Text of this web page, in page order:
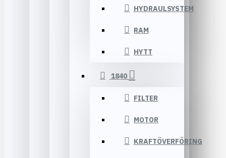
HYDRAULSYSTEM
RAM
HYTT
1840
FILTER
MOTOR
KRAFTÖVERFÖRING